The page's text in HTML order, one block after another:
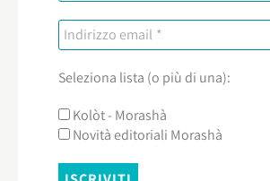
Seleziona lista (o più di una):
Kolòt - Morashà
Novità editoriali Morashà